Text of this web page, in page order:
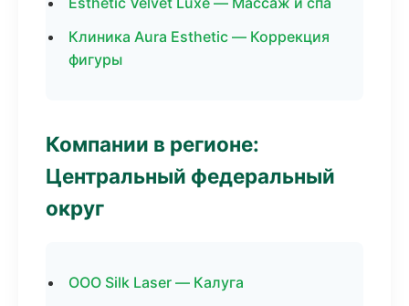
Клиника Aura Esthetic — Коррекция
фигуры
Компании в регионе:
Центральный федеральный
округ
ООО Silk Laser — Калуга